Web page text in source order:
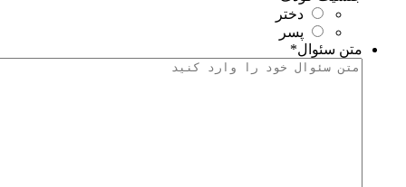
دختر
پسر
متن سئوال *